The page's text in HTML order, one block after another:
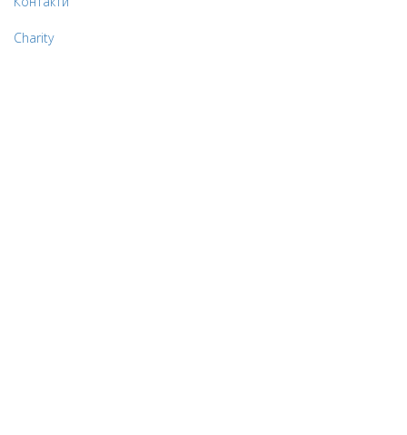
Charity